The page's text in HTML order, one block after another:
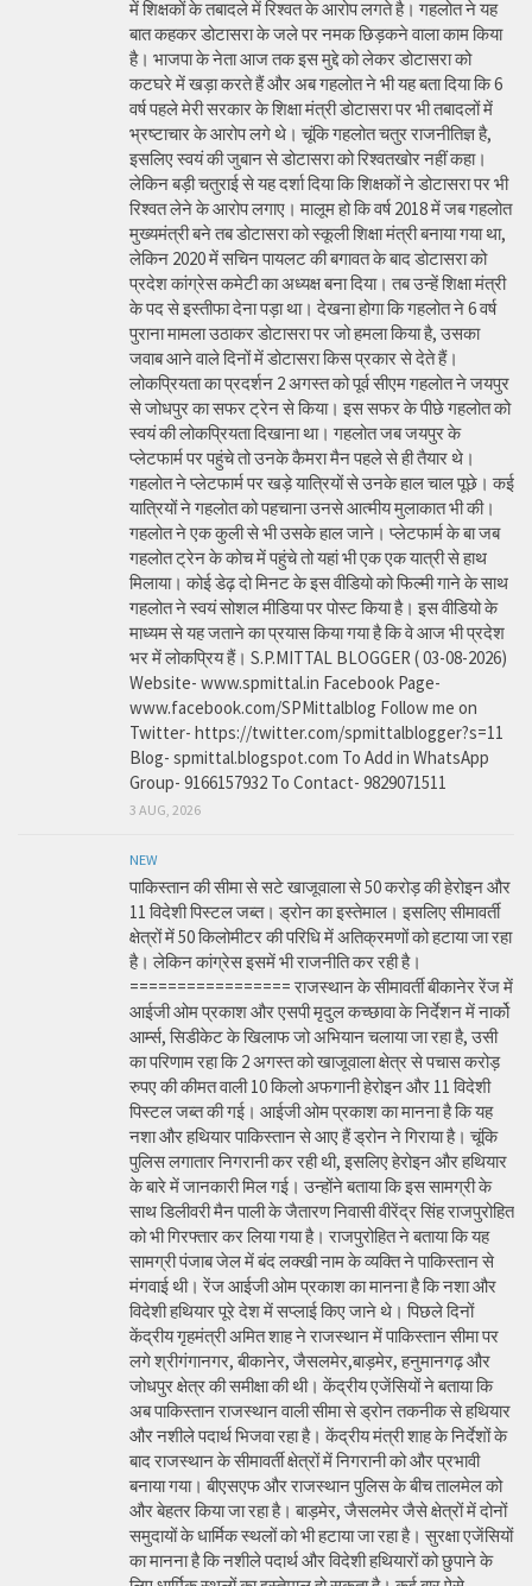
में शिक्षकों के तबादले में रिश्वत के आरोप लगते है। गहलोत ने यह
बात कहकर डोटासरा के जले पर नमक छिड़कने वाला काम किया
है। भाजपा के नेता आज तक इस मुद्दे को लेकर डोटासरा को
कटघरे में खड़ा करते हैं और अब गहलोत ने भी यह बता दिया कि 6
वर्ष पहले मेरी सरकार के शिक्षा मंत्री डोटासरा पर भी तबादलों में
भ्रष्टाचार के आरोप लगे थे। चूंकि गहलोत चतुर राजनीतिज्ञ है,
इसलिए स्वयं की जुबान से डोटासरा को रिश्वतखोर नहीं कहा।
लेकिन बड़ी चतुराई से यह दर्शा दिया कि शिक्षकों ने डोटासरा पर भी
रिश्वत लेने के आरोप लगाए। मालूम हो कि वर्ष 2018 में जब गहलोत
मुख्यमंत्री बने तब डोटासरा को स्कूली शिक्षा मंत्री बनाया गया था,
लेकिन 2020 में सचिन पायलट की बगावत के बाद डोटासरा को
प्रदेश कांग्रेस कमेटी का अध्यक्ष बना दिया। तब उन्हें शिक्षा मंत्री
के पद से इस्तीफा देना पड़ा था। देखना होगा कि गहलोत ने 6 वर्ष
पुराना मामला उठाकर डोटासरा पर जो हमला किया है, उसका
जवाब आने वाले दिनों में डोटासरा किस प्रकार से देते हैं।
लोकप्रियता का प्रदर्शन 2 अगस्त को पूर्व सीएम गहलोत ने जयपुर
से जोधपुर का सफर ट्रेन से किया। इस सफर के पीछे गहलोत को
स्वयं की लोकप्रियता दिखाना था। गहलोत जब जयपुर के
प्लेटफार्म पर पहुंचे तो उनके कैमरा मैन पहले से ही तैयार थे।
गहलोत ने प्लेटफार्म पर खड़े यात्रियों से उनके हाल चाल पूछे। कई
यात्रियों ने गहलोत को पहचाना उनसे आत्मीय मुलाकात भी की।
गहलोत ने एक कुली से भी उसके हाल जाने। प्लेटफार्म के बा जब
गहलोत ट्रेन के कोच में पहुंचे तो यहां भी एक एक यात्री से हाथ
मिलाया। कोई डेढ़ दो मिनट के इस वीडियो को फिल्मी गाने के साथ
गहलोत ने स्वयं सोशल मीडिया पर पोस्ट किया है। इस वीडियो के
माध्यम से यह जताने का प्रयास किया गया है कि वे आज भी प्रदेश
भर में लोकप्रिय हैं। S.P.MITTAL BLOGGER ( 03-08-2026)
Website- www.spmittal.in Facebook Page-
www.facebook.com/SPMittalblog Follow me on
Twitter- https://twitter.com/spmittalblogger?s=11
Blog- spmittal.blogspot.com To Add in WhatsApp
Group- 9166157932 To Contact- 9829071511
3 AUG, 2026
NEW
पाकिस्तान की सीमा से सटे खाजूवाला से 50 करोड़ की हेरोइन और
11 विदेशी पिस्टल जब्त। ड्रोन का इस्तेमाल। इसलिए सीमावर्ती
क्षेत्रों में 50 किलोमीटर की परिधि में अतिक्रमणों को हटाया जा रहा
है। लेकिन कांग्रेस इसमें भी राजनीति कर रही है।
================= राजस्थान के सीमावर्ती बीकानेर रेंज में
आईजी ओम प्रकाश और एसपी मृदुल कच्छावा के निर्देशन में नार्को
आर्म्स, सिडीकेट के खिलाफ जो अभियान चलाया जा रहा है, उसी
का परिणाम रहा कि 2 अगस्त को खाजूवाला क्षेत्र से पचास करोड़
रुपए की कीमत वाली 10 किलो अफगानी हेरोइन और 11 विदेशी
पिस्टल जब्त की गई। आईजी ओम प्रकाश का मानना है कि यह
नशा और हथियार पाकिस्तान से आए हैं ड्रोन ने गिराया है। चूंकि
पुलिस लगातार निगरानी कर रही थी, इसलिए हेरोइन और हथियार
के बारे में जानकारी मिल गई। उन्होंने बताया कि इस सामग्री के
साथ डिलीवरी मैन पाली के जैतारण निवासी वीरेंद्र सिंह राजपुरोहित
को भी गिरफ्तार कर लिया गया है। राजपुरोहित ने बताया कि यह
सामग्री पंजाब जेल में बंद लक्खी नाम के व्यक्ति ने पाकिस्तान से
मंगवाई थी। रेंज आईजी ओम प्रकाश का मानना है कि नशा और
विदेशी हथियार पूरे देश में सप्लाई किए जाने थे। पिछले दिनों
केंद्रीय गृहमंत्री अमित शाह ने राजस्थान में पाकिस्तान सीमा पर
लगे श्रीगंगानगर, बीकानेर, जैसलमेर,बाड़मेर, हनुमानगढ़ और
जोधपुर क्षेत्र की समीक्षा की थी। केंद्रीय एजेंसियों ने बताया कि
अब पाकिस्तान राजस्थान वाली सीमा से ड्रोन तकनीक से हथियार
और नशीले पदार्थ भिजवा रहा है। केंद्रीय मंत्री शाह के निर्देशों के
बाद राजस्थान के सीमावर्ती क्षेत्रों में निगरानी को और प्रभावी
बनाया गया। बीएसएफ और राजस्थान पुलिस के बीच तालमेल को
और बेहतर किया जा रहा है। बाड़मेर, जैसलमेर जैसे क्षेत्रों में दोनों
समुदायों के धार्मिक स्थलों को भी हटाया जा रहा है। सुरक्षा एजेंसियों
का मानना है कि नशीले पदार्थ और विदेशी हथियारों को छुपाने के